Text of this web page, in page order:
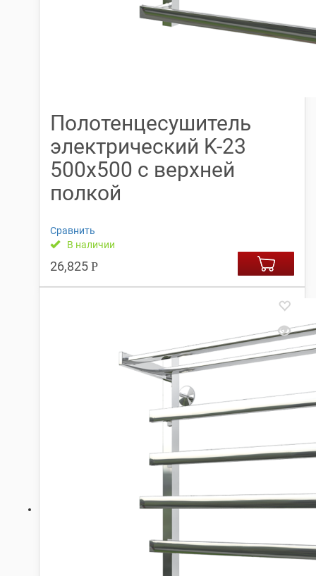
Полотенцесушитель
электрический K-23
500х500 с верхней
полкой
Сравнить
В наличии
26,825 Р